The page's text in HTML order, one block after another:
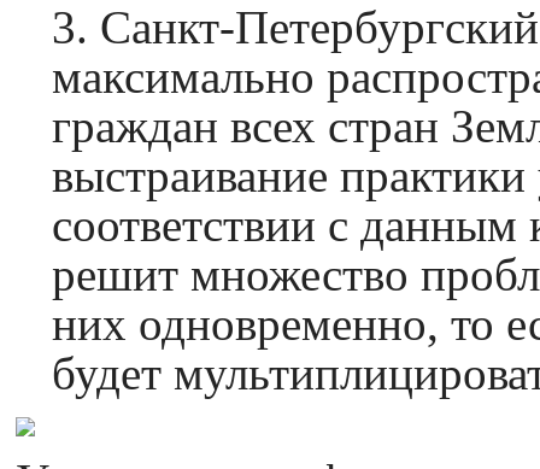
3. Санкт-
максимально
граждан всех стран
выстраивание
соответствии с данным
решит множество
них одновременно, то
будет